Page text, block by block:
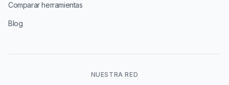
Comparar herramientas
Blog
NUESTRA RED